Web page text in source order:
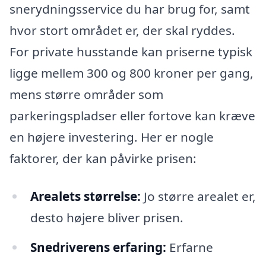
snerydningsservice du har brug for, samt
hvor stort området er, der skal ryddes.
For private husstande kan priserne typisk
ligge mellem 300 og 800 kroner per gang,
mens større områder som
parkeringspladser eller fortove kan kræve
en højere investering. Her er nogle
faktorer, der kan påvirke prisen:
Arealets størrelse: Jo større arealet er,
desto højere bliver prisen.
Snedriverens erfaring: Erfarne